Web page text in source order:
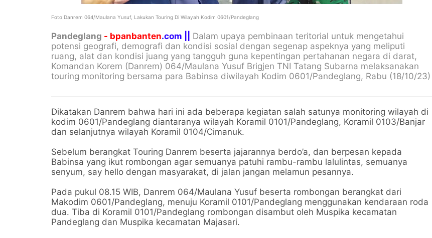
Foto Danrem 064/Maulana Yusuf, Lakukan Touring Di Wilayah Kodim 0601/Pandeglang
Pandeglang - bpanbanten.com ||
Dalam upaya pembinaan teritorial untuk mengetahui
potensi geografi, demografi dan kondisi sosial dengan segenap aspeknya yang meliputi
ruang, alat dan kondisi juang yang tangguh guna kepentingan pertahanan negara di darat,
Komandan Korem (Danrem) 064/Maulana Yusuf Brigjen TNI Tatang Subarna melaksanakan
touring monitoring bersama para Babinsa diwilayah Kodim 0601/Pandeglang, Rabu (18/10/23)
Dikatakan Danrem bahwa hari ini ada beberapa kegiatan salah satunya monitoring wilayah di
kodim 0601/Pandeglang diantaranya wilayah Koramil 0101/Pandeglang, Koramil 0103/Banjar
dan selanjutnya wilayah Koramil 0104/Cimanuk.
Sebelum berangkat Touring Danrem beserta jajarannya berdo’a, dan berpesan kepada
Babinsa yang ikut rombongan agar semuanya patuhi rambu-rambu lalulintas, semuanya
senyum, say hello dengan masyarakat, di jalan jangan melamun pesannya.
Pada pukul 08.15 WIB, Danrem 064/Maulana Yusuf beserta rombongan berangkat dari
Makodim 0601/Pandeglang, menuju Koramil 0101/Pandeglang menggunakan kendaraan roda
dua. Tiba di Koramil 0101/Pandeglang rombongan disambut oleh Muspika kecamatan
Pandeglang dan Muspika kecamatan Majasari.